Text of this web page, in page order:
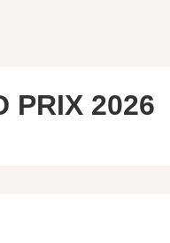
PRIX 2026